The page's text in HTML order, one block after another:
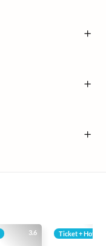
3.6 Ticket + Hotel